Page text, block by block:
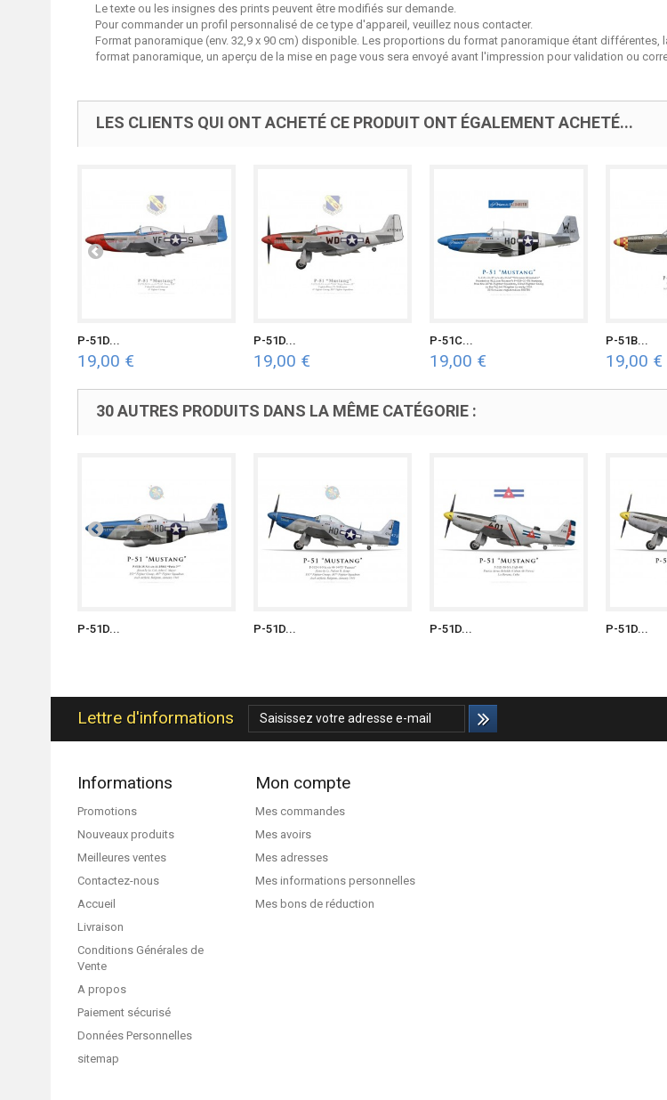
Le texte ou les insignes des prints peuvent être modifiés sur demande.
Pour commander un profil personnalisé de ce type d'appareil, veuillez nous contacter.
Format panoramique (env. 32,9 x 90 cm) disponible. Les proportions du format panoramique étant
format panoramique, un aperçu de la mise en page vous sera envoyé avant l'impression pour validation ou
LES CLIENTS QUI ONT ACHETÉ CE PRODUIT ONT ÉGALEMENT ACHETÉ...
P-51D...
19,00 €
P-51D...
19,00 €
P-51C...
19,00 €
P-51B...
19,00 €
30 AUTRES PRODUITS DANS LA MÊME CATÉGORIE :
P-51D... P-51D... P-51D... P-51D...
Lettre d'informations
Informations
Promotions
Nouveaux produits
Meilleures ventes
Contactez-nous
Accueil
Livraison
Conditions Générales de
Vente
A propos
Paiement sécurisé
Données Personnelles
sitemap
Mon compte
Mes commandes
Mes avoirs
Mes adresses
Mes informations personnelles
Mes bons de réduction